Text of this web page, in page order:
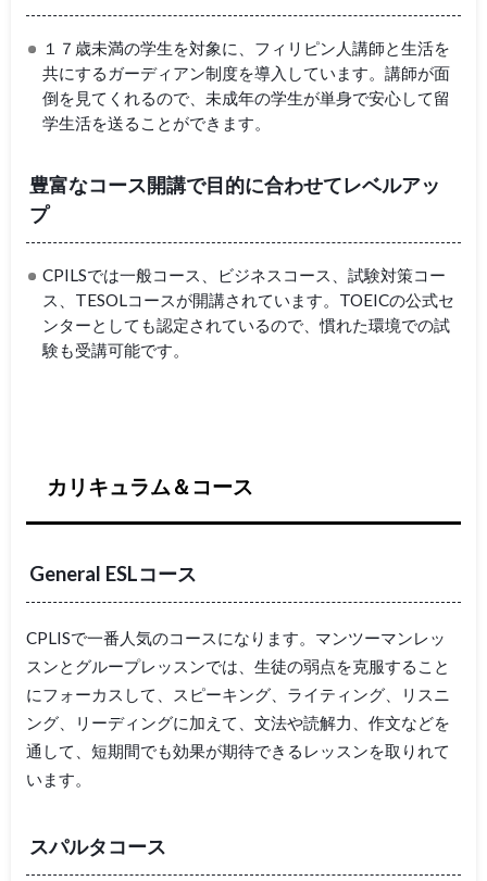
１７歳未満の学生を対象に、フィリピン人講師と生活を
共にするガーディアン制度を導入しています。講師が面
倒を見てくれるので、未成年の学生が単身で安心して留
学生活を送ることができます。
豊富なコース開講で目的に合わせてレベルアッ
プ
CPILSでは一般コース、ビジネスコース、試験対策コー
ス、TESOLコースが開講されています。TOEICの公式セ
ンターとしても認定されているので、慣れた環境での試
験も受講可能です。
カリキュラム＆コース
General ESLコース
CPLISで一番人気のコースになります。マンツーマンレッ
スンとグループレッスンでは、生徒の弱点を克服すること
にフォーカスして、スピーキング、ライティング、リスニ
ング、リーディングに加えて、文法や読解力、作文などを
通して、短期間でも効果が期待できるレッスンを取りれて
います。
スパルタコース